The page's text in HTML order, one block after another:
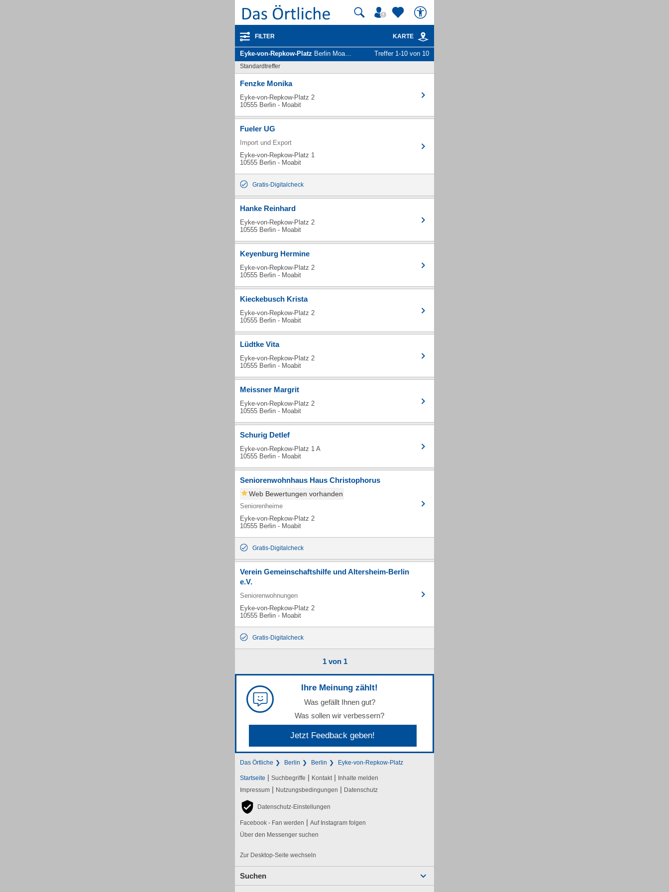
FILTER KARTE
Eyke-von-Repkow-Platz Berlin Moabit - Unternehmen und Personen Treffer 1-10 von 10
Standardtreffer
Fenzke Monika
Eyke-von-Repkow-Platz 2
10555 Berlin - Moabit
Fueler UG
Import und Export
Eyke-von-Repkow-Platz 1
10555 Berlin - Moabit
Gratis-Digitalcheck
Hanke Reinhard
Eyke-von-Repkow-Platz 2
10555 Berlin - Moabit
Keyenburg Hermine
Eyke-von-Repkow-Platz 2
10555 Berlin - Moabit
Kieckebusch Krista
Eyke-von-Repkow-Platz 2
10555 Berlin - Moabit
Lüdtke Vita
Eyke-von-Repkow-Platz 2
10555 Berlin - Moabit
Meissner Margrit
Eyke-von-Repkow-Platz 2
10555 Berlin - Moabit
Schurig Detlef
Eyke-von-Repkow-Platz 1 A
10555 Berlin - Moabit
Seniorenwohnhaus Haus Christophorus
Web Bewertungen vorhanden
Seniorenheime
Eyke-von-Repkow-Platz 2
10555 Berlin - Moabit
Gratis-Digitalcheck
Verein Gemeinschaftshilfe und Altersheim-Berlin
e.V.
Seniorenwohnungen
Eyke-von-Repkow-Platz 2
10555 Berlin - Moabit
Gratis-Digitalcheck
1 von 1
Ihre Meinung zählt!
Was gefällt Ihnen gut?
Was sollen wir verbessern?
Jetzt Feedback geben!
Das Örtliche Berlin Berlin Eyke-von-Repkow-Platz
Startseite | Suchbegriffe | Kontakt | Inhalte melden
Impressum | Nutzungsbedingungen | Datenschutz
Datenschutz-Einstellungen
Facebook - Fan werden | Auf Instagram folgen
Über den Messenger suchen
Zur Desktop-Seite wechseln
Suchen